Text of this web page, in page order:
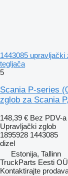
1443085 upravljački
tegljača
5
Scania P-series
zglob za Scania
148,39 € Bez PDV-a
Upravljački zglob
1895928 1443085
dizel
Estonija, Tallinn
TruckParts Eesti OÜ
Kontaktirajte